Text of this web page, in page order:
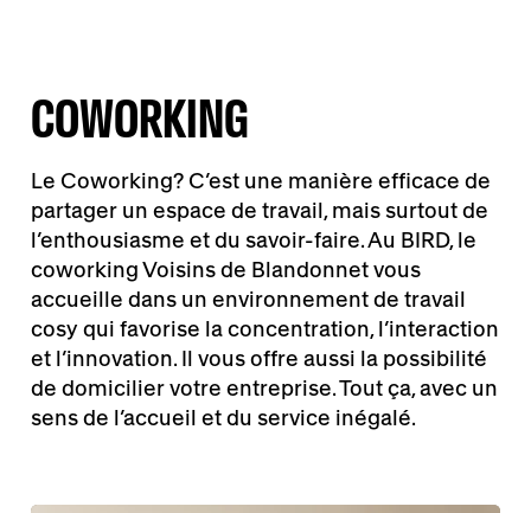
COWORKING
Le Coworking? C’est une manière efficace de
partager un espace de travail, mais surtout de
l’enthousiasme et du savoir-faire. Au BIRD, le
coworking Voisins de Blandonnet vous
accueille dans un environnement de travail
cosy qui favorise la concentration, l’interaction
et l’innovation. Il vous offre aussi la possibilité
de domicilier votre entreprise. Tout ça, avec un
sens de l’accueil et du service inégalé.